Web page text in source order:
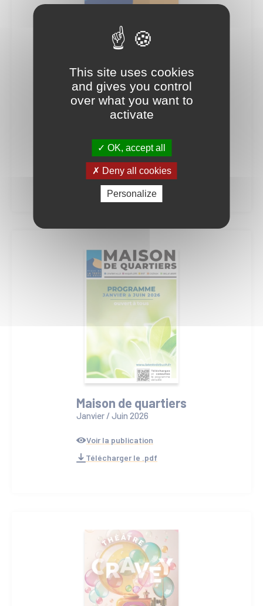
La biblio
Voir la publication
Télécharger le .pdf
Maison de quartiers
Janvier / Juin 2026
Voir la publication
Télécharger le .pdf
This site uses cookies
and gives you control
over what you want to
activate
OK, accept all
Deny all cookies
Personalize